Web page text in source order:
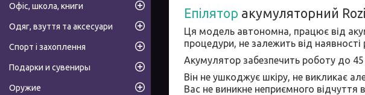
Епілятор акумуляторний
Ця модель автономна, працює від
процедури, не залежить від наявності
Акумулятор забезпечить роботу до
Він не ушкоджує шкіру, не викликає
Вас не виникне неприємного відчуття
Офіс, школа, книги
Одяг, взуття та аксесуари
Спорт і захоплення
Подарки и сувениры
Оружие